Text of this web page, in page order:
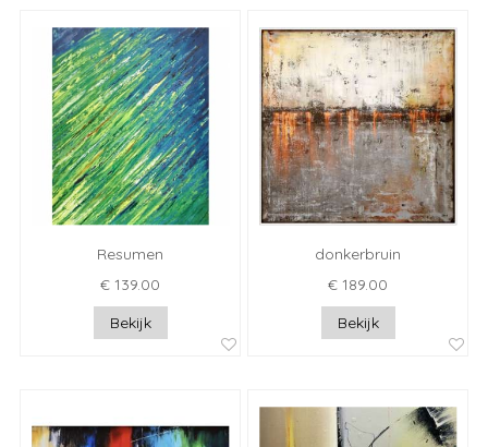
Resumen
€ 139.00
Bekijk
donkerbruin
€ 189.00
Bekijk